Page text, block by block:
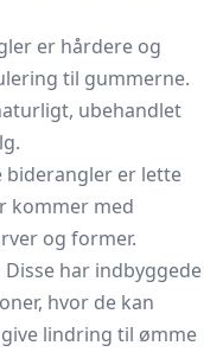
er hårdere og
til gummerne.
ubehandlet
biderangler er lette
kommer med
og former.
Disse har indbyggede
hvor de kan
lindring til ømme